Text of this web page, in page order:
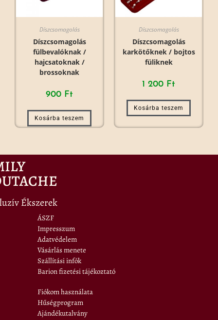
Díszcsomagolás
Díszcsomagolás
fülbevalóknak /
hajcsatoknak /
brossoknak
900 Ft
Kosárba teszem
Díszcsomagolás
Díszcsomagolás
karkötőknek / bojtos
füliknek
1 200 Ft
Kosárba teszem
Ékszerek
ÁSZF
Impresszum
Adatvédelem
Vásárlás menete
Szállítási infók
Barion fizetési tájékoztató
Fiókom használata
Hűségprogram
Ajándékutalvány